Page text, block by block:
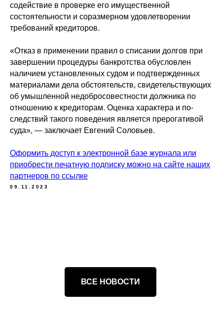
содействие в проверке его имущественной
состоятельности и соразмерном удовлетворении
требований кредиторов.
«Отказ в применении правил о списании долгов при
завершении процедуры банкротства обусловлен
наличием установленных судом и подтвержденных
материалами дела обстоятельств, свидетельствующих
об умышленной недобросовестности должника по
отношению к кредиторам. Оценка характера и по-
следствий такого поведения является прерогативой
суда», — заключает Евгений Соловьев.
Оформить доступ к электронной базе журнала или
приобрести печатную подписку можно на сайте наших
партнеров по ссылке
09.11.2023
ВСЕ НОВОСТИ